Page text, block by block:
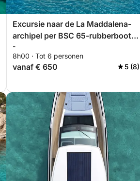
Excursie naar de La Maddalena-
archipel per BSC 65-rubberboot,
met bestuurder (hele dag, 8 uur)
-
8h00 · Tot 6 personen
vanaf € 650 5 (8)